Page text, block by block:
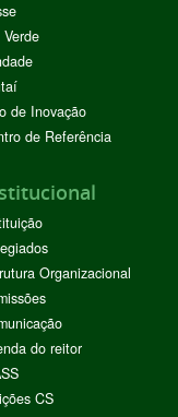
de Inovação
de Referência
Organizacional
do reitor
CS